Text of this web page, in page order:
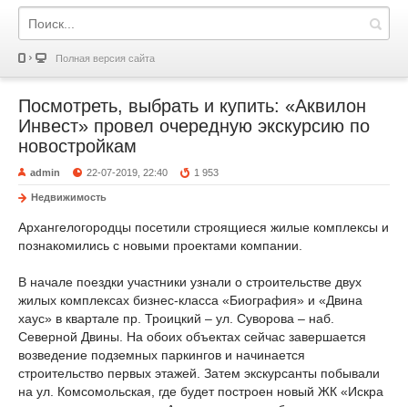
Полная версия сайта
Посмотреть, выбрать и купить: «Аквилон
Инвест» провел очередную экскурсию по
новостройкам
admin 22-07-2019, 22:40 1 953
Недвижимость
Архангелогородцы посетили строящиеся жилые комплексы и
познакомились с новыми проектами компании.
В начале поездки участники узнали о строительстве двух
жилых комплексах бизнес-класса «Биография» и «Двина
хаус» в квартале пр. Троицкий – ул. Суворова – наб.
Северной Двины. На обоих объектах сейчас завершается
возведение подземных паркингов и начинается
строительство первых этажей. Затем экскурсанты побывали
на ул. Комсомольская, где будет построен новый ЖК «Искра